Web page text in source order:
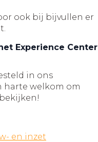
ook bij bijvullen er
Experience Center
in ons
harte welkom om
en inzet